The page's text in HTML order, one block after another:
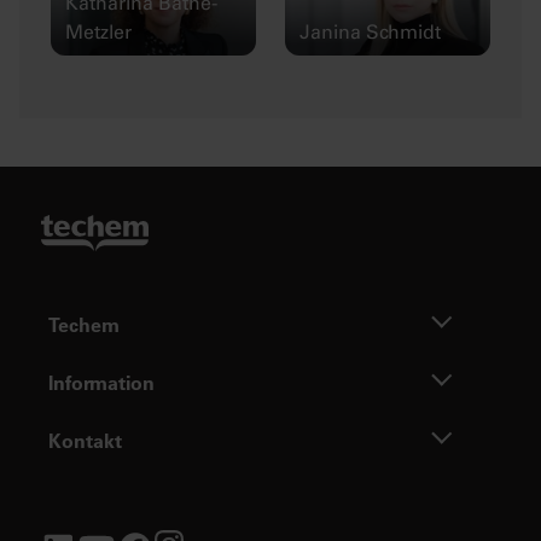
Katharina Bathe-
Metzler
Janina Schmidt
Techem
Information
Kontakt